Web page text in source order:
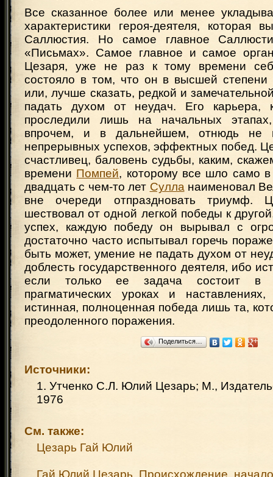
Все сказанное более или менее
характеристики героя-деятеля, которая
Саллюстия. Но самое главное
«Письмах». Самое главное и самое
Цезаря, уже не раз к тому времени
состояло в том, что он в высшей
или, лучше сказать, редкой и
падать духом от неудач. Его карьера,
проследили лишь на начальных
впрочем, и в дальнейшем, отнюдь не
непрерывных успехов, эффектных побед.
счастливец, баловень судьбы, каким,
времени Помпей, которому все шло само в
двадцать с чем-то лет Сулла наименовал
вне очереди отпраздновать триумф.
шествовал от одной легкой победы к
успех, каждую победу он вырывал с
достаточно часто испытывал горечь
быть может, умение не падать духом от
доблесть государственного деятеля, ибо
если только ее задача состоит в
прагматических уроках и
истинная, полноценная победа лишь та,
преодоленного поражения.
Поделиться…
Источники:
1. Утченко С.Л. Юлий Цезарь; М.,
1976
См. также:
Цезарь Гай Юлий
Гай Юлий Цезарь. Происхождение,